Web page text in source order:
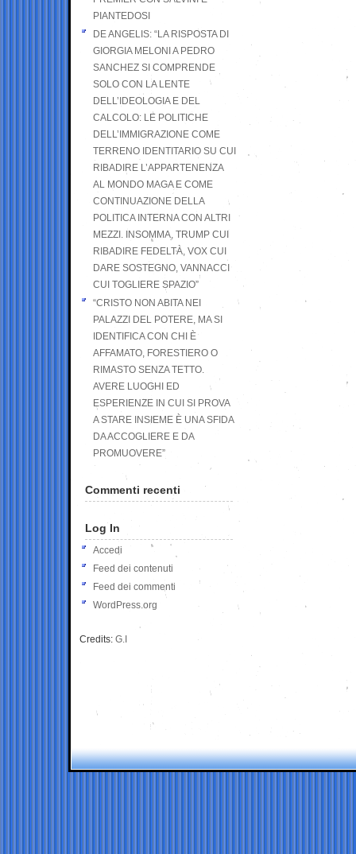
PIANTEDOSI
DE ANGELIS: “LA RISPOSTA DI
GIORGIA MELONI A PEDRO
SANCHEZ SI COMPRENDE
SOLO CON LA LENTE
DELL’IDEOLOGIA E DEL
CALCOLO: LE POLITICHE
DELL’IMMIGRAZIONE COME
TERRENO IDENTITARIO SU CUI
RIBADIRE L’APPARTENENZA
AL MONDO MAGA E COME
CONTINUAZIONE DELLA
POLITICA INTERNA CON ALTRI
MEZZI. INSOMMA, TRUMP CUI
RIBADIRE FEDELTÀ, VOX CUI
DARE SOSTEGNO, VANNACCI
CUI TOGLIERE SPAZIO”
“CRISTO NON ABITA NEI
PALAZZI DEL POTERE, MA SI
IDENTIFICA CON CHI È
AFFAMATO, FORESTIERO O
RIMASTO SENZA TETTO.
AVERE LUOGHI ED
ESPERIENZE IN CUI SI PROVA
A STARE INSIEME È UNA SFIDA
DA ACCOGLIERE E DA
PROMUOVERE”
Commenti recenti
Log In
Accedi
Feed dei contenuti
Feed dei commenti
WordPress.org
Credits: G.I